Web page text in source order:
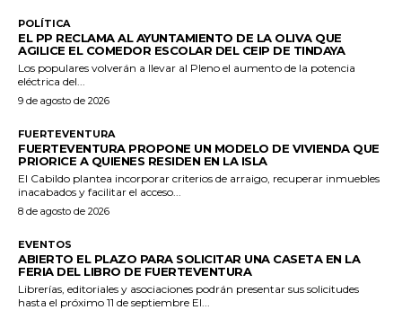
POLÍTICA
EL PP RECLAMA AL AYUNTAMIENTO DE LA OLIVA QUE
AGILICE EL COMEDOR ESCOLAR DEL CEIP DE TINDAYA
Los populares volverán a llevar al Pleno el aumento de la potencia
eléctrica del...
9 de agosto de 2026
FUERTEVENTURA
FUERTEVENTURA PROPONE UN MODELO DE VIVIENDA QUE
PRIORICE A QUIENES RESIDEN EN LA ISLA
El Cabildo plantea incorporar criterios de arraigo, recuperar inmuebles
inacabados y facilitar el acceso...
8 de agosto de 2026
EVENTOS
ABIERTO EL PLAZO PARA SOLICITAR UNA CASETA EN LA
FERIA DEL LIBRO DE FUERTEVENTURA
Librerías, editoriales y asociaciones podrán presentar sus solicitudes
hasta el próximo 11 de septiembre El...